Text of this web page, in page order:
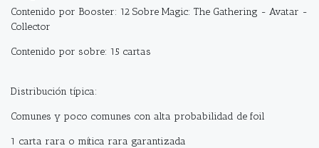
Contenido por Booster: 12 Sobre Magic: The Gathering - Avatar -
Collector
Contenido por sobre: 15 cartas
Distribución típica:
Comunes y poco comunes con alta probabilidad de foil
1 carta rara o mítica rara garantizada